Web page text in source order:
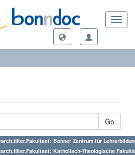
Go
Bonner Zentrum für
Katholisch-Theologische